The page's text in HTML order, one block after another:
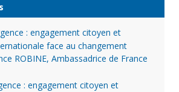
: engagement citoyen et
face au changement
ROBINE, Ambassadrice de France
: engagement citoyen et